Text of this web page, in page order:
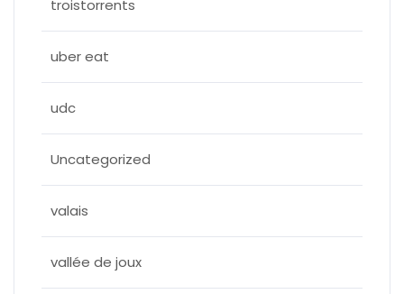
troistorrents
uber eat
udc
Uncategorized
valais
vallée de joux